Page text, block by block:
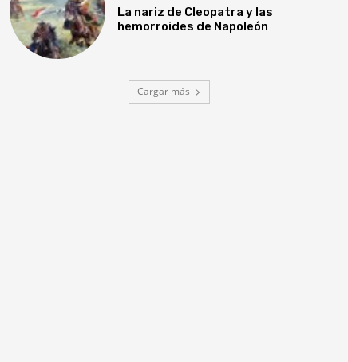
La nariz de Cleopatra y las
hemorroides de Napoleón
Cargar más